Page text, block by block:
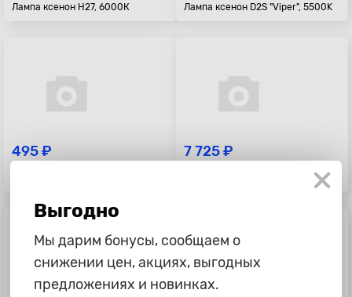
Лампа ксенон H27, 6000К Лампа ксенон D2S "Viper", 5500K
495 ₽ 7 725 ₽
Выгодно
Мы дарим бонусы, сообщаем о
снижении цен, акциях, выгодных
предложениях и новинках.